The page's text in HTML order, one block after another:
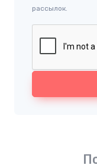
рассылок.